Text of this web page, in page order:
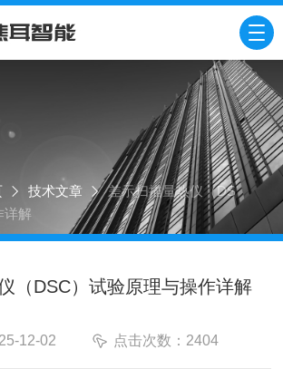
技术文章
差示扫描量热仪（DS
详解
（DSC）试验原理与操作详解
12-02 点击次数：2404